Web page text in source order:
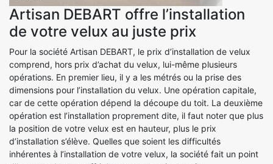
Artisan DEBART offre l’installation
de votre velux au juste prix
Pour la société Artisan DEBART, le prix d’installation de velux
comprend, hors prix d’achat du velux, lui-même plusieurs
opérations. En premier lieu, il y a les métrés ou la prise des
dimensions pour l’installation du velux. Une opération capitale,
car de cette opération dépend la découpe du toit. La deuxième
opération est l’installation proprement dite, il faut noter que plus
la position de votre velux est en hauteur, plus le prix
d’installation s’élève. Quelles que soient les difficultés
inhérentes à l’installation de votre velux, la société fait un point